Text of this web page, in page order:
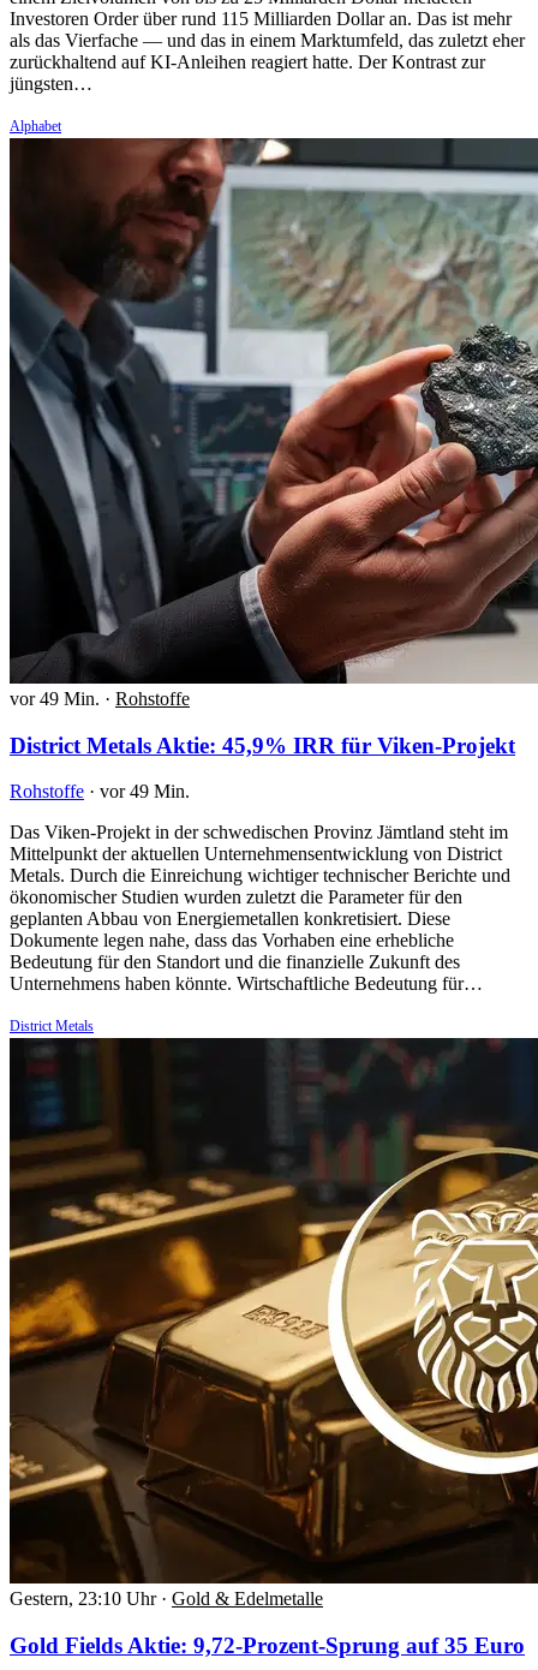
Investoren Order über rund 115 Milliarden Dollar an. Das ist mehr
als das Vierfache — und das in einem Marktumfeld, das zuletzt eher
zurückhaltend auf KI-Anleihen reagiert hatte. Der Kontrast zur
jüngsten…
Alphabet
vor 49 Min. · Rohstoffe
District Metals Aktie: 45,9% IRR für Viken-Projekt
Rohstoffe · vor 49 Min.
Das Viken-Projekt in der schwedischen Provinz Jämtland steht im
Mittelpunkt der aktuellen Unternehmensentwicklung von District
Metals. Durch die Einreichung wichtiger technischer Berichte und
ökonomischer Studien wurden zuletzt die Parameter für den
geplanten Abbau von Energiemetallen konkretisiert. Diese
Dokumente legen nahe, dass das Vorhaben eine erhebliche
Bedeutung für den Standort und die finanzielle Zukunft des
Unternehmens haben könnte. Wirtschaftliche Bedeutung für…
District Metals
Gestern, 23:10 Uhr · Gold & Edelmetalle
Gold Fields Aktie: 9,72-Prozent-Sprung auf 35 Euro